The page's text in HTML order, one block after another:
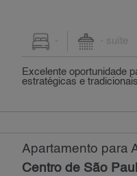
- - suíte
Excelente oportunidade
estratégicas e
Apartamento para
Centro de São